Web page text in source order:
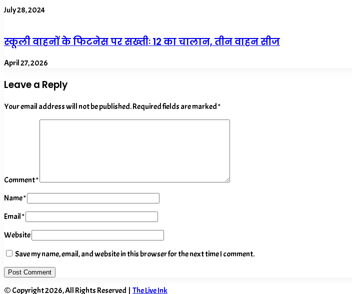
July 28, 2024
स्कूली वाहनों के फिटनेस पर सख्तीः 12 का चालान, तीन वाहन सीज
April 27, 2026
Leave a Reply
Your email address will not be published.Required fields are marked*
Comment*
Name*
Email*
Website
Save my name, email, and website in this browser for the next time I comment.
© Copyright 2026, All Rights Reserved | The Live Ink